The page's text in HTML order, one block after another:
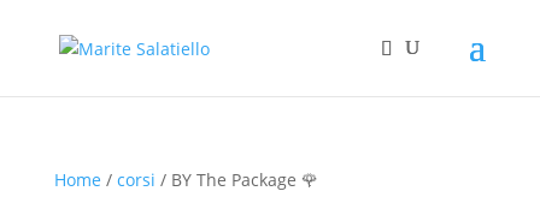
Home / corsi / BY The Package 🌹